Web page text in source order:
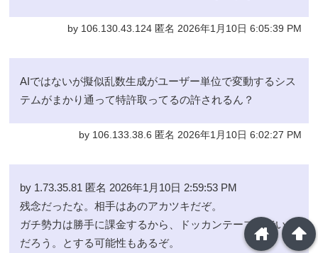
by 106.130.43.124 匿名 2026年1月10日 6:05:39 PM
AIではないが擬似乱数生成がユーザー単位で変動するシス
テムがまかり通って特許取ってるの許されるん？
by 106.133.38.6 匿名 2026年1月10日 6:02:27 PM
by 1.73.35.81 匿名 2026年1月10日 2:59:53 PM
残念だったな。相手はあのアカツキだぞ。
ガチ勢力は勝手に課金するから、ドッカンテーブルでいい
だろう。とする可能性もあるぞ。
arrowup
home